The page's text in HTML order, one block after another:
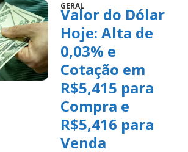
GERAL
Valor do Dólar
Hoje: Alta de
0,03% e
Cotação em
R$5,415 para
Compra e
R$5,416 para
Venda